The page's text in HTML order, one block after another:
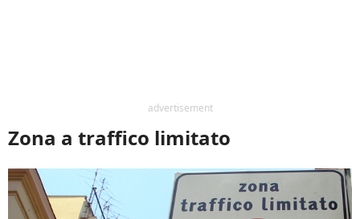
advertisement
Zona a traffico limitato